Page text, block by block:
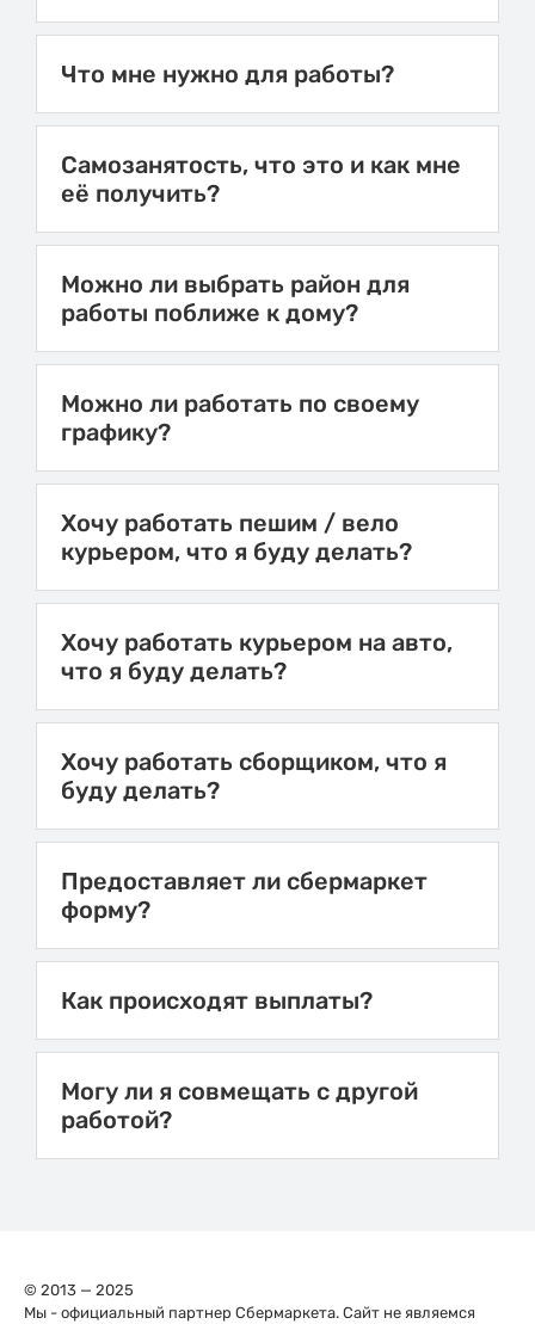
Что мне нужно для работы?
Самозанятость, что это и как мне
её получить?
Можно ли выбрать район для
работы поближе к дому?
Можно ли работать по своему
графику?
Хочу работать пешим / вело
курьером, что я буду делать?
Хочу работать курьером на авто,
что я буду делать?
Хочу работать сборщиком, что я
буду делать?
Предоставляет ли сбермаркет
форму?
Как происходят выплаты?
Могу ли я совмещать с другой
работой?
© 2013 — 2025
Мы - официальный партнер Сбермаркета. Сайт не являемся